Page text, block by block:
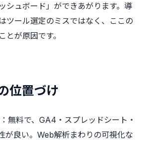
シュボード」ができあがります。導
ツール選定のミスではなく、ここの
とが原因です。
位置づけ
無料で、GA4・スプレッドシート・
が良い。Web解析まわりの可視化な